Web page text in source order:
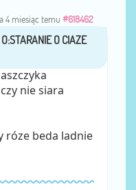
4 miesiąc temu #618462
nie siara
róze beda ladnie